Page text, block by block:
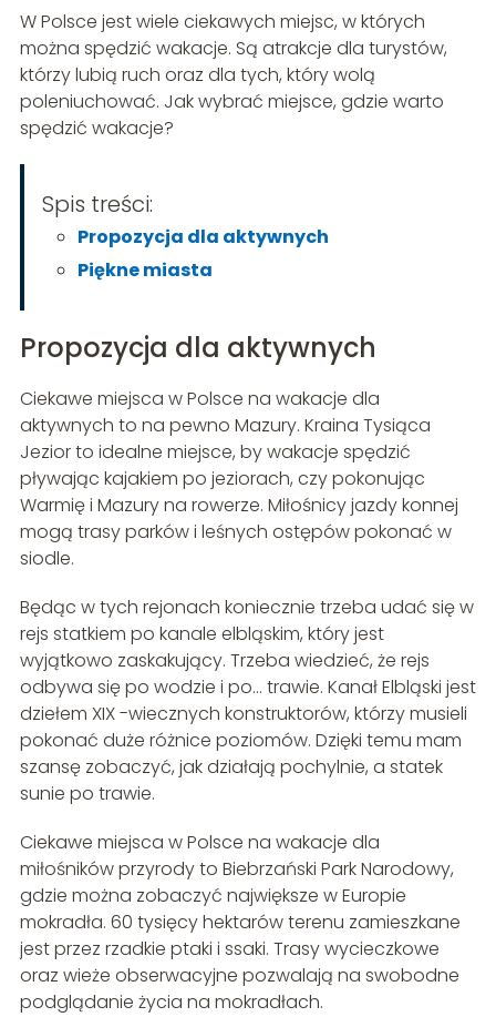
W Polsce jest wiele ciekawych miejsc, w których
można spędzić wakacje. Są atrakcje dla turystów,
którzy lubią ruch oraz dla tych, który wolą
poleniuchować. Jak wybrać miejsce, gdzie warto
spędzić wakacje?
Spis treści:
Propozycja dla aktywnych
Piękne miasta
Propozycja dla aktywnych
Ciekawe miejsca w Polsce na wakacje dla
aktywnych to na pewno Mazury. Kraina Tysiąca
Jezior to idealne miejsce, by wakacje spędzić
pływając kajakiem po jeziorach, czy pokonując
Warmię i Mazury na rowerze. Miłośnicy jazdy konnej
mogą trasy parków i leśnych ostępów pokonać w
siodle.
Będąc w tych rejonach koniecznie trzeba udać się w
rejs statkiem po kanale elbląskim, który jest
wyjątkowo zaskakujący. Trzeba wiedzieć, że rejs
odbywa się po wodzie i po… trawie. Kanał Elbląski jest
dziełem XIX -wiecznych konstruktorów, którzy musieli
pokonać duże różnice poziomów. Dzięki temu mam
szansę zobaczyć, jak działają pochylnie, a statek
sunie po trawie.
Ciekawe miejsca w Polsce na wakacje dla
miłośników przyrody to Biebrzański Park Narodowy,
gdzie można zobaczyć największe w Europie
mokradła. 60 tysięcy hektarów terenu zamieszkane
jest przez rzadkie ptaki i ssaki. Trasy wycieczkowe
oraz wieże obserwacyjne pozwalają na swobodne
podglądanie życia na mokradłach.